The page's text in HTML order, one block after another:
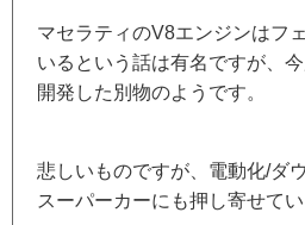
マセラティのV8エンジンはフ
いるという話は有名ですが、
開発した別物のようです。
悲しいものですが、電動化/ダ
スーパーカーにも押し寄せて